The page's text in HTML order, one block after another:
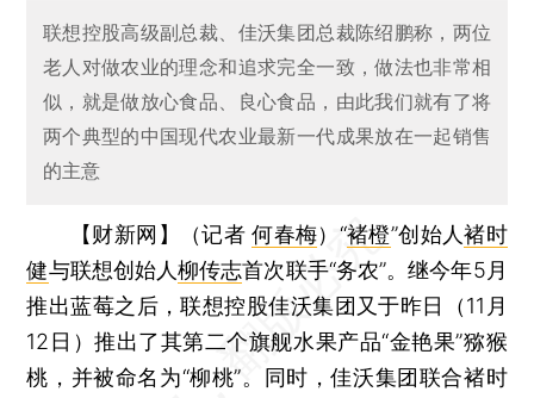
联想控股高级副总裁、佳沃集团总裁陈绍鹏称，两位
老人对做农业的理念和追求完全一致，做法也非常相
似，就是做放心食品、良心食品，由此我们就有了将
两个典型的中国现代农业最新一代成果放在一起销售
的主意
【财新网】（记者何春梅） “褚橙”创始人褚时
健与联想创始人柳传志首次联手“务农”。继今年5月
推出蓝莓之后，联想控股佳沃集团又于昨日（11月
12日）推出了其第二个旗舰水果产品“金艳果”猕猴
桃，并被命名为“柳桃”。同时，佳沃集团联合褚时